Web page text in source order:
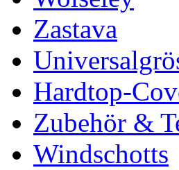
Zastava
Hardtop-
Zubehör &
Windschotts